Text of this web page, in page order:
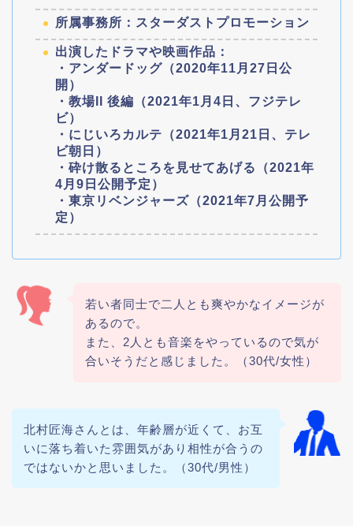
所属事務所：スターダストプロモーション
出演したドラマや映画作品：
・アンダードッグ（2020年11月27日公
開）
・教場II 後編（2021年1月4日、フジテレ
ビ）
・にじいろカルテ（2021年1月21日、テレ
ビ朝日）
・砕け散るところを見せてあげる（2021年
4月9日公開予定）
・東京リベンジャーズ（2021年7月公開予
定）
若い者同士で二人とも爽やかなイメージが
あるので。
また、2人とも音楽をやっているので気が
合いそうだと感じました。（30代/女性）
北村匠海さんとは、年齢層が近くて、お互
いに落ち着いた雰囲気があり相性が合うの
ではないかと思いました。（30代/男性）